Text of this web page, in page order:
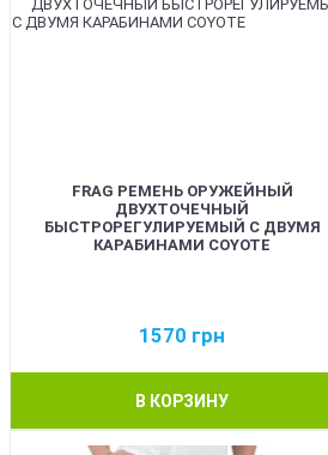
FRAG РЕМЕНЬ ОРУЖЕЙНЫЙ
ДВУХТОЧЕЧНЫЙ
БЫСТРОРЕГУЛИРУЕМЫЙ С ДВУМЯ
КАРАБИНАМИ COYOTE
1570 грн
В КОРЗИНУ